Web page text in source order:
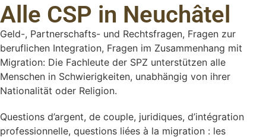
Alle CSP in Neuchâtel
Geld-, Partnerschafts- und Rechtsfragen, Fragen zur
beruflichen Integration, Fragen im Zusammenhang mit
Migration: Die Fachleute der SPZ unterstützen alle
Menschen in Schwierigkeiten, unabhängig von ihrer
Nationalität oder Religion.
Questions d’argent, de couple, juridiques, d’intégration
professionnelle, questions liées à la migration : les